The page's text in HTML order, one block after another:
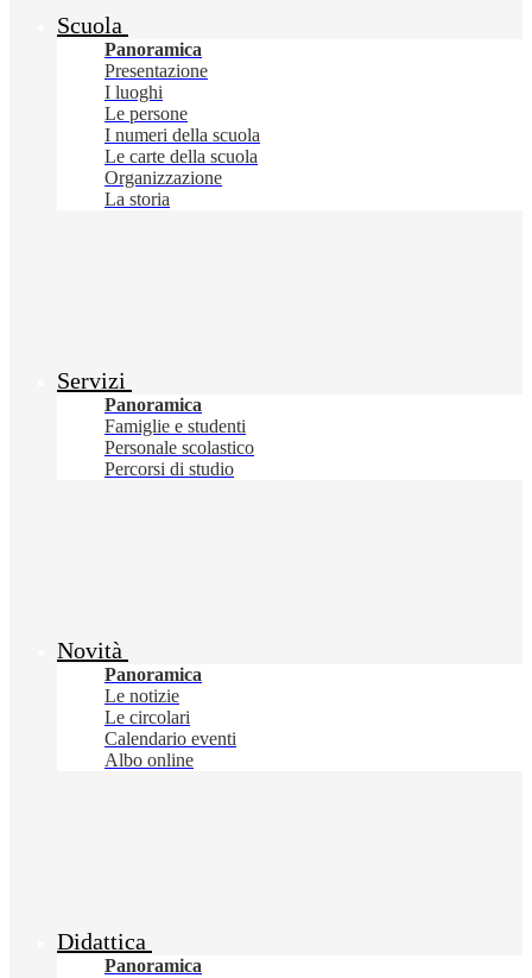
Scuola
Panoramica
Presentazione
I luoghi
Le persone
I numeri della scuola
Le carte della scuola
Organizzazione
La storia
Servizi
Panoramica
Famiglie e studenti
Personale scolastico
Percorsi di studio
Novità
Panoramica
Le notizie
Le circolari
Calendario eventi
Albo online
Didattica
Panoramica